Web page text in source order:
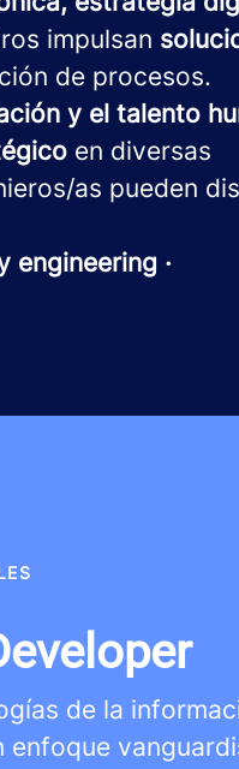
impulsan
de procesos.
y el talento
en diversas
as pueden
engineering ·
de la
enfoque